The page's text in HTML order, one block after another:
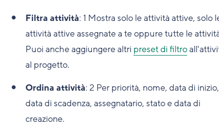
Filtra attività: 1 Mostra solo le attività attive, solo
attività attive assegnate a te oppure tutte le
Puoi anche aggiungere altri preset di filtro
al progetto.
Ordina attività: 2 Per priorità, nome, data di inizio,
data di scadenza, assegnatario, stato e data di
creazione.